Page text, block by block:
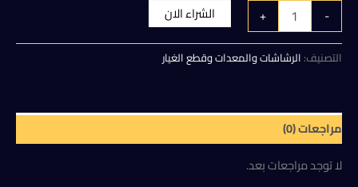
الأصلي
هو:
5.500,00 EGP.
الحالي
هو:
5.000,00 EGP.
-
كمية
ماتور
بنزين
ظهرى
بنزين
منفصل
عن
الزيت
+ الشراء الان
التصنيف: الرشاشات والمعدات وقطع الغيار
مراجعات (0)
لا توجد مراجعات بعد.